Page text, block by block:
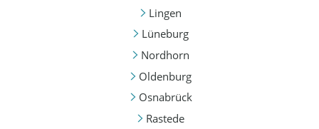
Lingen
Lüneburg
Nordhorn
Oldenburg
Osnabrück
Rastede